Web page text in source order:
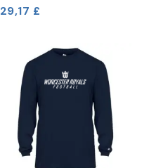
29,17 £